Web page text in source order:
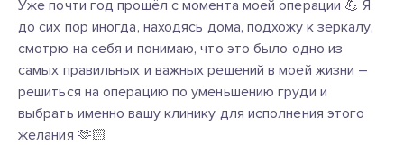
Уже почти год прошёл с момента моей операции 💪 Я
до сих пор иногда, находясь дома, подхожу к зеркалу,
смотрю на себя и понимаю, что это было одно из
самых правильных и важных решений в моей жизни –
решиться на операцию по уменьшению груди и
выбрать именно вашу клинику для исполнения этого
желания 🫶🏻